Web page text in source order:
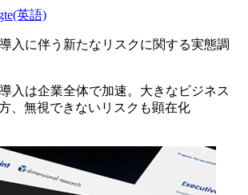
英語)
入に伴う新たなリスクに関する実態調
入は企業全体で加速。大きなビジネス
、無視できないリスクも顕在化